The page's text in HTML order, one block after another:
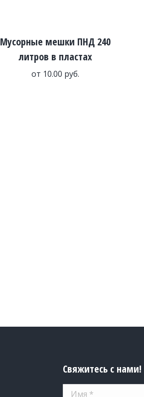
Мусорные мешки ПНД 240
литров в пластах
от 10.00 руб.
Свяжитесь с нами!
Имя *